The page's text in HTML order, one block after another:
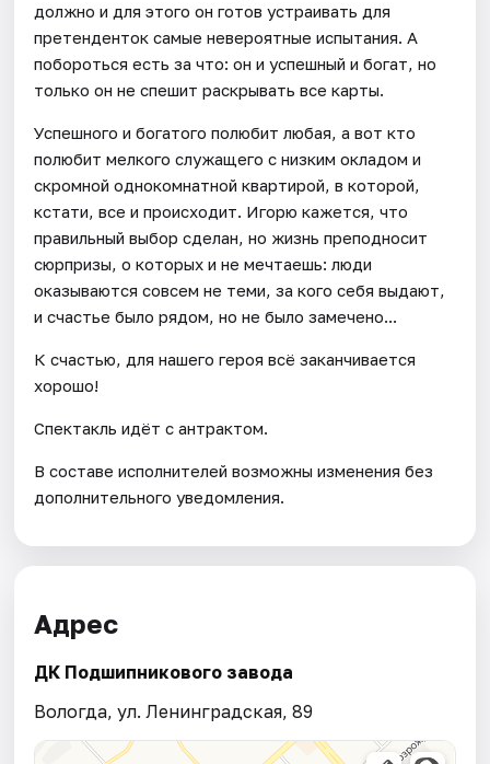
должно и для этого он готов устраивать для
претенденток самые невероятные испытания. А
побороться есть за что: он и успешный и богат, но
только он не спешит раскрывать все карты.
Успешного и богатого полюбит любая, а вот кто
полюбит мелкого служащего с низким окладом и
скромной однокомнатной квартирой, в которой,
кстати, все и происходит. Игорю кажется, что
правильный выбор сделан, но жизнь преподносит
сюрпризы, о которых и не мечтаешь: люди
оказываются совсем не теми, за кого себя выдают,
и счастье было рядом, но не было замечено...
К счастью, для нашего героя всё заканчивается
хорошо!
Спектакль идёт с антрактом.
В составе исполнителей возможны изменения без
дополнительного уведомления.
Адрес
ДК Подшипникового завода
Вологда, ул. Ленинградская, 89